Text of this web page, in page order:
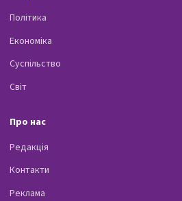
Політика
Економіка
Суспільство
Світ
Про нас
Редакція
Контакти
Реклама